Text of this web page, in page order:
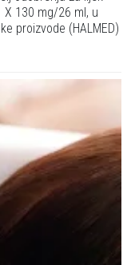
130 mg/26 ml, u
proizvode (HALMED)